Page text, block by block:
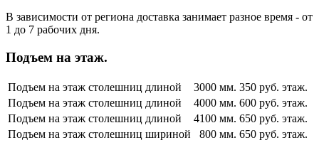
В зависимости от региона доставка занимает разное время - от
1 до 7 рабочих дня.
Подъем на этаж.
Подъем на этаж столешниц длиной 3000 мм. 350 руб. этаж.
Подъем на этаж столешниц длиной
4000 мм. 600 руб. этаж.
Подъем на этаж столешниц длиной
4100 мм. 650 руб. этаж.
Подъем на этаж столешниц шириной
800 мм. 650 руб. этаж.